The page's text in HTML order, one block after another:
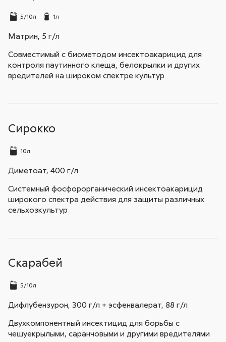
5/10л 1л
Матрин, 5 г/л
Совместимый с биометодом инсектоакарицид для
контроля паутинного клеща, белокрылки и других
вредителей на широком спектре культур
Сирокко
10л
Диметоат, 400 г/л
Системный фосфорорганический инсектоакарицид
широкого спектра действия для защиты различных
сельхозкультур
Скарабей
5/10л
Дифлубензурон, 300 г/л + эсфенвалерат, 88 г/л
Двухкомпонентный инсектицид для борьбы с
чешуекрылыми, саранчовыми и другими вредителями